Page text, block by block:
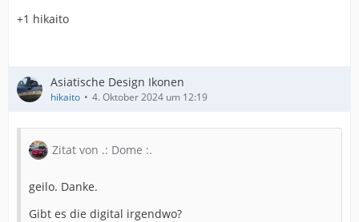
+1 hikaito
Asiatische Design Ikonen
hikaito 4. Oktober 2024 um 12:19
Zitat von .: Dome :.
geilo. Danke.
Gibt es die digital irgendwo?